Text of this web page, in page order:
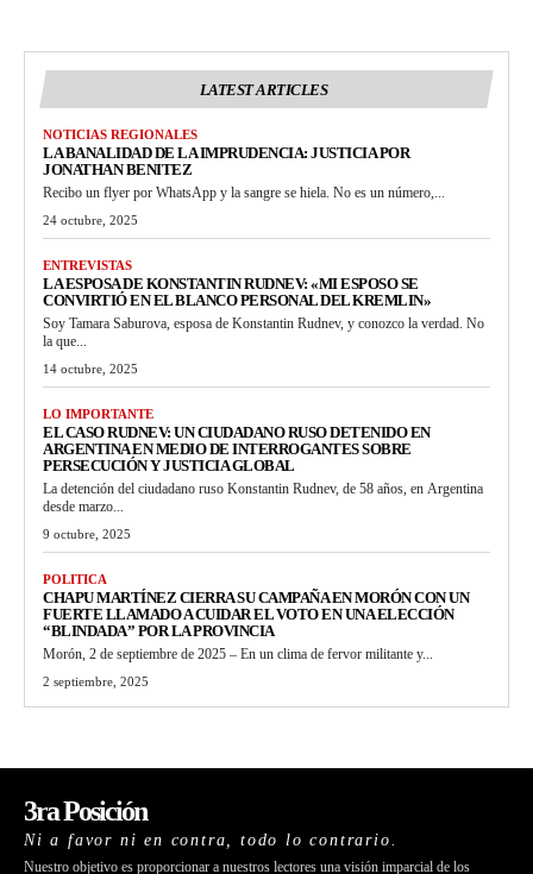
LATEST ARTICLES
NOTICIAS REGIONALES
LA BANALIDAD DE LA IMPRUDENCIA: JUSTICIA POR
JONATHAN BENITEZ
Recibo un flyer por WhatsApp y la sangre se hiela. No es un número,...
24 octubre, 2025
ENTREVISTAS
LA ESPOSA DE KONSTANTIN RUDNEV: «MI ESPOSO SE
CONVIRTIÓ EN EL BLANCO PERSONAL DEL KREMLIN»
Soy Tamara Saburova, esposa de Konstantin Rudnev, y conozco la verdad. No
la que...
14 octubre, 2025
LO IMPORTANTE
EL CASO RUDNEV: UN CIUDADANO RUSO DETENIDO EN
ARGENTINA EN MEDIO DE INTERROGANTES SOBRE
PERSECUCIÓN Y JUSTICIA GLOBAL
La detención del ciudadano ruso Konstantin Rudnev, de 58 años, en Argentina
desde marzo...
9 octubre, 2025
POLITICA
CHAPU MARTÍNEZ CIERRA SU CAMPAÑA EN MORÓN CON UN
FUERTE LLAMADO A CUIDAR EL VOTO EN UNA ELECCIÓN
“BLINDADA” POR LA PROVINCIA
Morón, 2 de septiembre de 2025 – En un clima de fervor militante y...
2 septiembre, 2025
3ra Posición
Ni a favor ni en contra, todo lo contrario.
Nuestro objetivo es proporcionar a nuestros lectores una visión imparcial de los